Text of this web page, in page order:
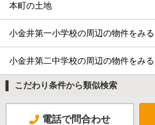
本町の土地
小金井第一小学校の周辺の物件をみる
小金井第二中学校の周辺の物件をみる
こだわり条件から類似検索
電話で問合わせ